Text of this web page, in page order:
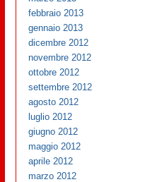
febbraio 2013
gennaio 2013
dicembre 2012
novembre 2012
ottobre 2012
settembre 2012
agosto 2012
luglio 2012
giugno 2012
maggio 2012
aprile 2012
marzo 2012